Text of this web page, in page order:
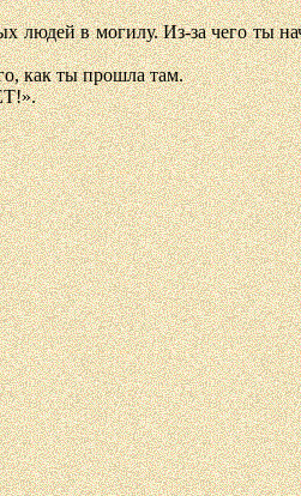
в могилу. Из-за чего ты
как ты прошла там.